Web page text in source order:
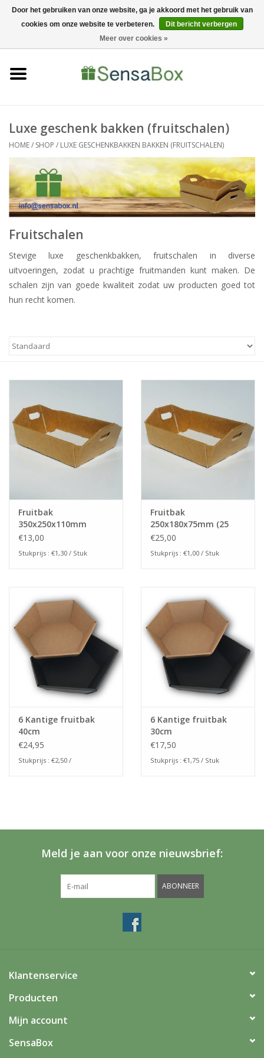
06-22022900 0 Artikelen - €0,00
Bewerkingen
Nieuws
Luxe geschenk bakken (fruitschalen)
HOME/ SHOP / LUXE GESCHENKBAKKEN BAKKEN (FRUITSCHALEN)
Fruitschalen
Stevige luxe geschenkbakken, fruitschalen in diverse
uitvoeringen, zodat u prachtige fruitmanden kunt maken. De
schalen zijn van goede kwaliteit zodat uw producten goed tot
hun recht komen.
Fruitbak
350x250x110mm
(10stuks)
€13,00
Stukprijs : €1,30 / Stuk
Fruitbak
250x180x75mm (25
stuks)
€25,00
Stukprijs : €1,00 / Stuk
6 Kantige fruitbak
40cm
€24,95
Stukprijs : €2,50 /
6 Kantige fruitbak
30cm
€17,50
Stukprijs : €1,75 / Stuk
Meld je aan voor onze nieuwsbrief:
ABONNEER
Klantenservice
Producten
Mijn account
SensaBox
Door het gebruiken van onze website, ga je akkoord met het gebruik van
cookies om onze website te verbeteren.
Dit bericht verbergen
Meer over cookies »